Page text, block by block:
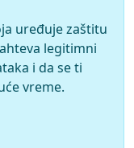
uređuje zaštitu
legitimni
i da se ti
vreme.